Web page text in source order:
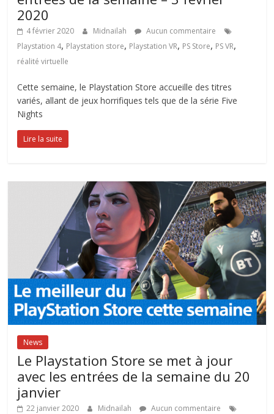
2020
4 février 2020 Midnailah
Aucun commentaire
Playstation 4, Playstation store, Playstation VR, PS Store, PS VR,
réalité virtuelle
Cette semaine, le Playstation Store accueille des titres
variés, allant de jeux horrifiques tels que de la série Five
Nights
Lire la suite
News
Le Playstation Store se met à jour
avec les entrées de la semaine du 20
janvier
22 janvier 2020 Midnailah
Aucun commentaire